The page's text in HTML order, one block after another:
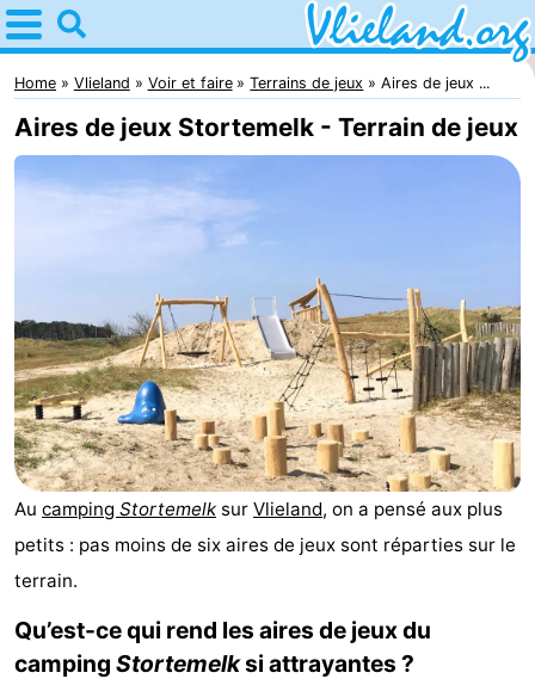
Home
Vlieland
Astuces
Avec
la
nuit
Appartements
-
Vlieduyn
Campings
Hôtels
minutes
Plages
Voir
Home Vlieland Voir et faire Terrains de jeux Aires de jeux ...
Aires de jeux Stortemelk - Terrain de jeux
Au camping Stortemelk sur Vlieland, on a pensé aux plus
petits : pas moins de six aires de jeux sont réparties sur le
terrain.
Qu’est-ce qui rend les aires de jeux du
camping Stortemelksi attrayantes ?